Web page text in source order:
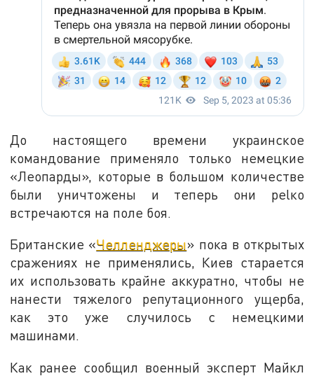
До настоящего времени украинское
командование применяло только немецкие
«Леопарды», которые в большом количестве
были уничтожены и теперь они реlко
встречаются на поле боя.
Британские «Челленджеры» пока в открытых
сражениях не применялись, Киев старается
их использовать крайне аккуратно, чтобы не
нанести тяжелого репутационного ущерба,
как это уже случилось с немецкими
машинами.
Как ранее сообщил военный эксперт Майкл